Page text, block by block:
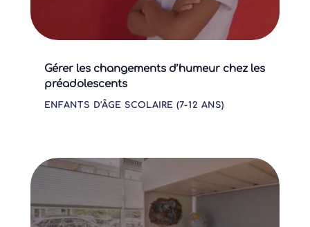
Gérer les changements d’humeur chez les
préadolescents
ENFANTS D'ÂGE SCOLAIRE (7-12 ANS)